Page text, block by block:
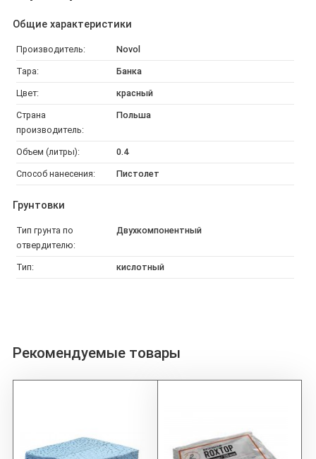
Общие характеристики
Производитель: Novol
Тара: Банка
Цвет: красный
Страна
производитель:
Польша
Объем (литры): 0.4
Способ нанесения: Пистолет
Грунтовки
Тип грунта по
отвердителю:
Двухкомпонентный
Тип: кислотный
Рекомендуемые товары